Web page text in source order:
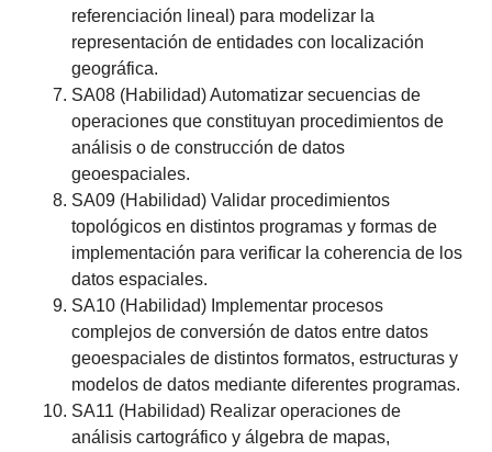
referenciación lineal) para modelizar la
representación de entidades con localización
geográfica.
SA08 (Habilidad) Automatizar secuencias de
operaciones que constituyan procedimientos de
análisis o de construcción de datos
geoespaciales.
SA09 (Habilidad) Validar procedimientos
topológicos en distintos programas y formas de
implementación para verificar la coherencia de los
datos espaciales.
SA10 (Habilidad) Implementar procesos
complejos de conversión de datos entre datos
geoespaciales de distintos formatos, estructuras y
modelos de datos mediante diferentes programas.
SA11 (Habilidad) Realizar operaciones de
análisis cartográfico y álgebra de mapas,